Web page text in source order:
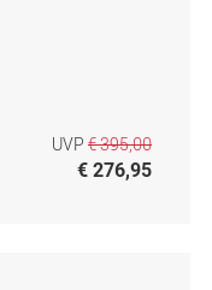
UVP € 395,00
€ 276,95